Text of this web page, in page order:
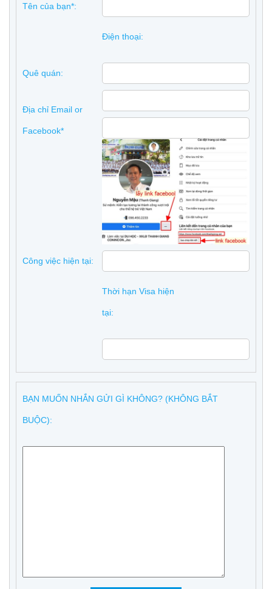
Tên của bạn*:
Điện thoại:
Quê quán:
Địa chỉ Email or
Facebook*
Công việc hiện tại:
Thời hạn Visa hiện
tại:
BẠN MUỐN NHẮN GỬI GÌ KHÔNG? (KHÔNG BẮT
BUỘC):